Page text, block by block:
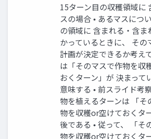
15ターン目の収穫領域に
スの場合 • あるマスにつ
の領域に 含まれる・含ま
かっているときに、 その
計画が決定できるか考え
は「そのマスで作物を収
おくターン」が 決まって
意味する • 前スライド考
物を植えるターンは 「そ
物を収穫or空けておくタ
後である • 従って、 「そ
物を収穫or空けておくタ